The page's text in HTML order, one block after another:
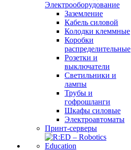
Электрооборудование
Заземление
Кабель силовой
Колодки клеммные
Коробки
распределительные
Розетки и
выключатели
Светильники и
лампы
Трубы и
гофрошланги
Шкафы силовые
Электроавтоматы
Принт-серверы